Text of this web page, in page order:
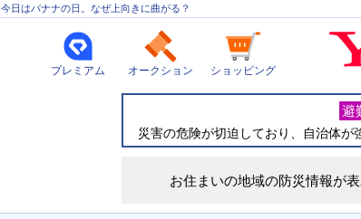
今日はバナナの日。なぜ上向きに曲がる？
プレミアム オークション ショッピング
災
避
災害の危険が切迫しており、自治体が
お住まいの地域の防災情報が